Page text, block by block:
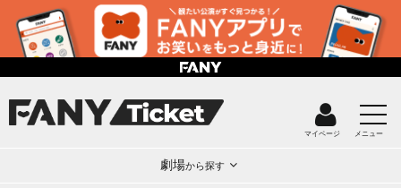
マイページ メニュー
劇場から探す